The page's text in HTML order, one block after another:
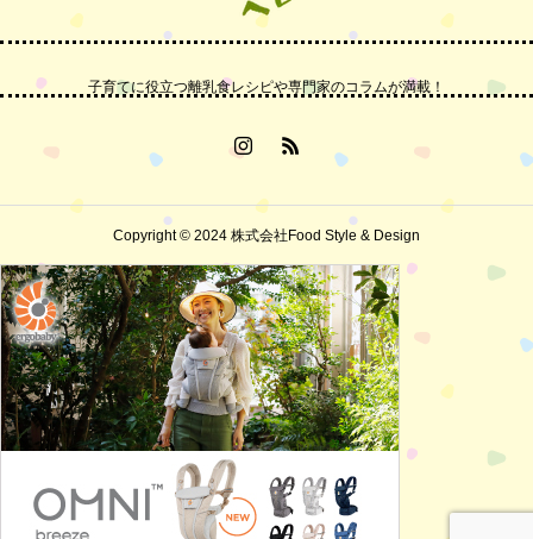
子育てに役立つ離乳食レシピや専門家のコラムが満載！
Copyright © 2024 株式会社Food Style & Design